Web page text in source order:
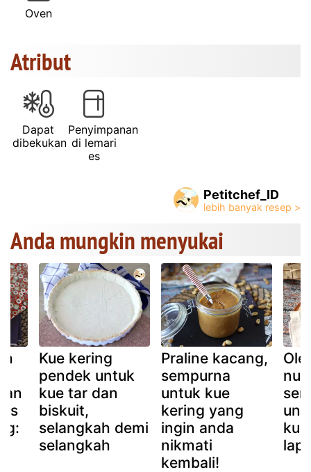
Oven
Atribut
Dapat
dibekukan
Penyimpanan
di lemari
es
Petitchef_ID
Anda mungkin menyukai
Kue kering
pendek untuk
kue tar dan
biskuit,
selangkah demi
selangkah
Praline kacang,
sempurna
untuk kue
kering yang
ingin anda
nikmati
kembali!